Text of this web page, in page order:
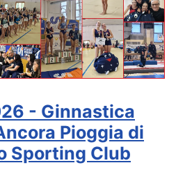
- Ginnastica
Pioggia di
Sporting Club